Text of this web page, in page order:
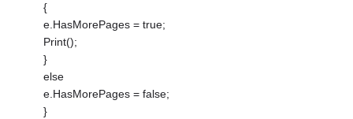
{
e.HasMorePages = true;
Print();
}
else
e.HasMorePages = false;
}